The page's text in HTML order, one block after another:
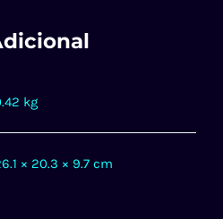
kg
× 20.3 × 9.7 cm